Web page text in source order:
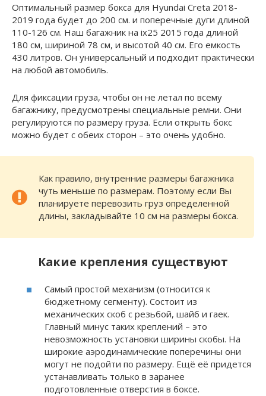
Оптимальный размер бокса для Hyundai Creta 2018-
2019 года будет до 200 см. и поперечные дуги длиной
110-126 см. Наш багажник на ix25 2015 года длиной
180 см, шириной 78 см, и высотой 40 см. Его емкость
430 литров. Он универсальный и подходит практически
на любой автомобиль.
Для фиксации груза, чтобы он не летал по всему
багажнику, предусмотрены специальные ремни. Они
регулируются по размеру груза. Если открыть бокс
можно будет с обеих сторон – это очень удобно.
Как правило, внутренние размеры багажника
чуть меньше по размерам. Поэтому если Вы
планируете перевозить груз определенной
длины, закладывайте 10 см на размеры бокса.
Какие крепления существуют
Самый простой механизм (относится к
бюджетному сегменту). Состоит из
механических скоб с резьбой, шайб и гаек.
Главный минус таких креплений – это
невозможность установки ширины скобы. На
широкие аэродинамические поперечины они
могут не подойти по размеру. Ещё её придется
устанавливать только в заранее
подготовленные отверстия в боксе.